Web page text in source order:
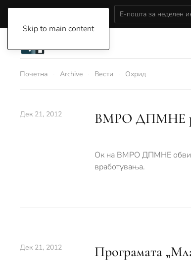
Skip to main content
Почетна Archive Вести Охрид
Дек 21, 2012 ВМРО ДПМНЕ
Ок на ВМРО ДПМНЕ обвини
вработувања.
Дек 21, 2012 Програмата